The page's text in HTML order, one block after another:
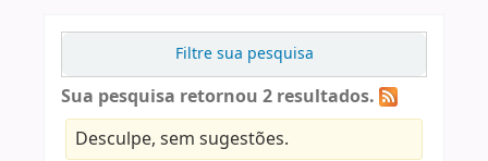
Filtre sua pesquisa
Sua pesquisa retornou 2 resultados.
Desculpe, sem sugestões.